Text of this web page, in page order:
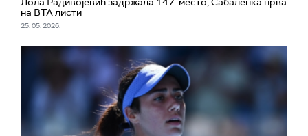
на ВТА листи
25. 05. 2026.